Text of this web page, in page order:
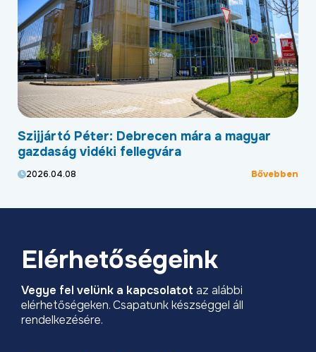
Szijjártó Péter: Debrecen mára a magyar
gazdaság vidéki fellegvára
2026.04.08 Bővebben
Elérhetőségeink
Vegye fel velünk a kapcsolatot az alábbi
elérhetőségeken. Csapatunk készséggel áll
rendelkezésére.